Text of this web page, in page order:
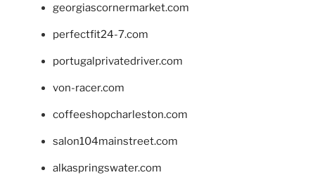
georgiascornermarket.com
perfectfit24-7.com
portugalprivatedriver.com
von-racer.com
coffeeshopcharleston.com
salon104mainstreet.com
alkaspringswater.com